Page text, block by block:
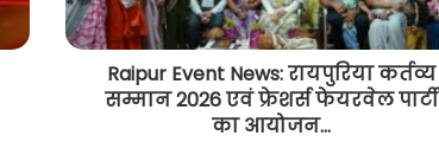
Raipur Event News: रायपुरिया कर्तव्य
सम्मान 2026 एवं फ्रेशर्स फेयरवेल पार्टी
का आयोजन...